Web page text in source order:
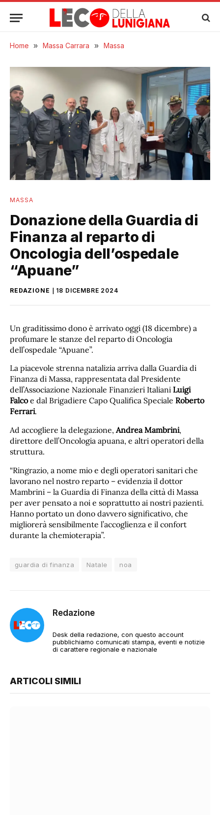
Home » Massa Carrara » Massa
MASSA
Donazione della Guardia di
Finanza al reparto di
Oncologia dell’ospedale
“Apuane”
REDAZIONE 18 DICEMBRE 2024
Un graditissimo dono è arrivato oggi (18 dicembre) a
profumare le stanze del reparto di Oncologia
dell’ospedale “Apuane”.
La piacevole strenna natalizia arriva dalla Guardia di
Finanza di Massa, rappresentata dal Presidente
dell’Associazione Nazionale Finanzieri Italiani Luigi
Falcoe dal Brigadiere Capo Qualifica Speciale Roberto
Ferrari.
Ad accogliere la delegazione,Andrea Mambrini,
direttore dell’Oncologia apuana, e altri operatori della
struttura.
“Ringrazio, a nome mio e degli operatori sanitari che
lavorano nel nostro reparto – evidenzia il dottor
Mambrini – la Guardia di Finanza della città di Massa
per aver pensato a noi e soprattutto ai nostri pazienti.
Hanno portato un dono davvero significativo, che
migliorerà sensibilmente l’accoglienza e il confort
durante la chemioterapia”.
guardia di finanza Natale noa
Redazione
Desk della redazione, con questo account
pubblichiamo comunicati stampa, eventi e notizie
di carattere regionale e nazionale
ARTICOLI SIMILI